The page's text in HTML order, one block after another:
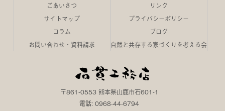
ごあいさつ
リンク
サイトマップ
プライバシーポリシー
コラム
ブログ
お問い合わせ・資料請求
自然と共存する家づくりを考える会
〒861-0553 熊本県山鹿市石601-1
電話: 0968-44-6794